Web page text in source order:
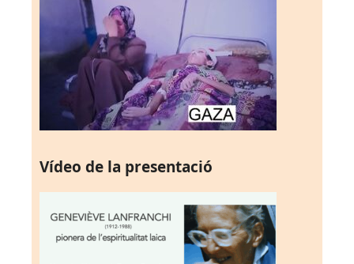
Vídeo de la presentació